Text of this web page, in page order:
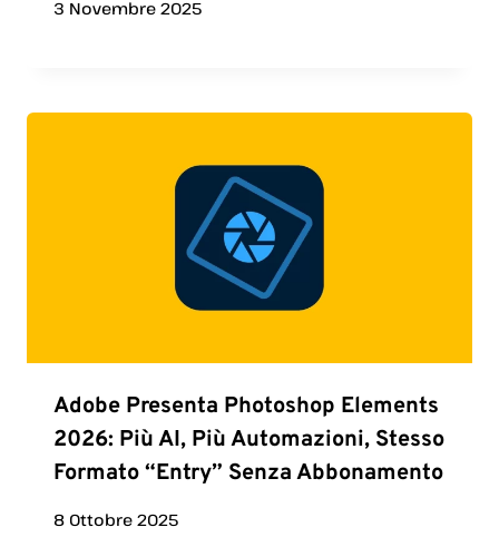
3 Novembre 2025
Adobe Presenta Photoshop Elements
2026: Più AI, Più Automazioni, Stesso
Formato “entry” Senza Abbonamento
8 Ottobre 2025